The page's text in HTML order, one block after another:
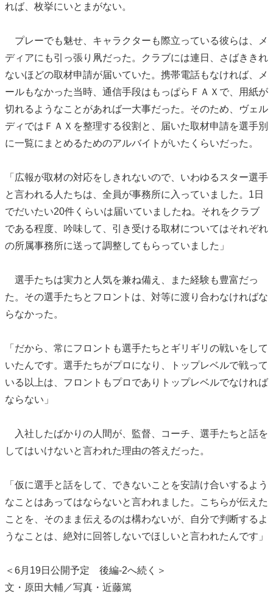
れば、枚挙にいとまがない。
プレーでも魅せ、キャラクターも際立っている彼らは、メ
ディアにも引っ張り凧だった。クラブには連日、さばききれ
ないほどの取材申請が届いていた。携帯電話もなければ、メ
ールもなかった当時、通信手段はもっぱらＦＡＸで、用紙が
切れるようなことがあれば一大事だった。そのため、ヴェル
ディではＦＡＸを整理する役割と、届いた取材申請を選手別
に一覧にまとめるためのアルバイトがいたくらいだった。
「広報が取材の対応をしきれないので、いわゆるスター選手
と言われる人たちは、全員が事務所に入っていました。1日
でだいたい20件くらいは届いていましたね。それをクラブ
である程度、吟味して、引き受ける取材についてはそれぞれ
の所属事務所に送って調整してもらっていました」
選手たちは実力と人気を兼ね備え、また経験も豊富だっ
た。その選手たちとフロントは、対等に渡り合わなければな
らなかった。
「だから、常にフロントも選手たちとギリギリの戦いをして
いたんです。選手たちがプロになり、トップレベルで戦って
いる以上は、フロントもプロでありトップレベルでなければ
ならない」
入社したばかりの人間が、監督、コーチ、選手たちと話を
してはいけないと言われた理由の答えだった。
「仮に選手と話をして、できないことを安請け合いするよう
なことはあってはならないと言われました。こちらが伝えた
ことを、そのまま伝えるのは構わないが、自分で判断するよ
うなことは、絶対に回答しないでほしいと言われたんです」
＜6月19日公開予定 後編-2へ続く＞
文・原田大輔／写真・近藤篤